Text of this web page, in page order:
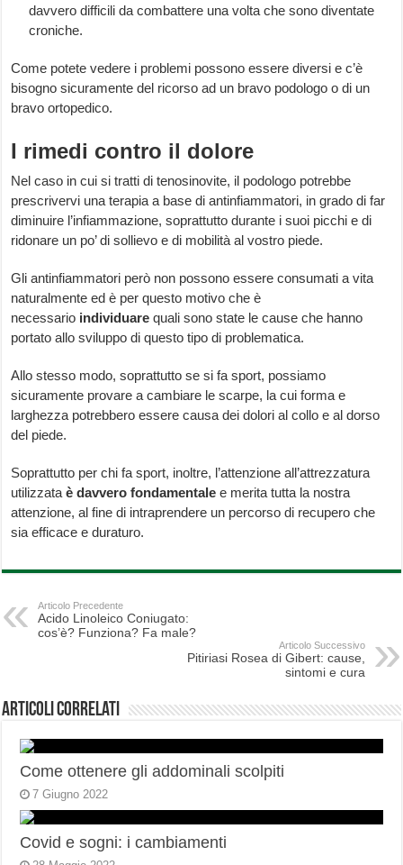
davvero difficili da combattere una volta che sono diventate
croniche.
Come potete vedere i problemi possono essere diversi e c’è
bisogno sicuramente del ricorso ad un bravo podologo o di un
bravo ortopedico.
I rimedi contro il dolore
Nel caso in cui si tratti di tenosinovite, il podologo potrebbe
prescrivervi una terapia a base di antinfiammatori, in grado di far
diminuire l’infiammazione, soprattutto durante i suoi picchi e di
ridonare un po’ di sollievo e di mobilità al vostro piede.
Gli antinfiammatori però non possono essere consumati a vita
naturalmente ed è per questo motivo che è
necessario individuare quali sono state le cause che hanno
portato allo sviluppo di questo tipo di problematica.
Allo stesso modo, soprattutto se si fa sport, possiamo
sicuramente provare a cambiare le scarpe, la cui forma e
larghezza potrebbero essere causa dei dolori al collo e al dorso
del piede.
Soprattutto per chi fa sport, inoltre, l’attenzione all’attrezzatura
utilizzataè davvero fondamentale e merita tutta la nostra
attenzione, al fine di intraprendere un percorso di recupero che
sia efficace e duraturo.
Articolo Precedente
Acido Linoleico Coniugato:
cos’è? Funziona? Fa male?
Articolo Successivo
Pitiriasi Rosea di Gibert: cause,
sintomi e cura
Articoli correlati
Come ottenere gli addominali scolpiti
7 Giugno 2022
Covid e sogni: i cambiamenti